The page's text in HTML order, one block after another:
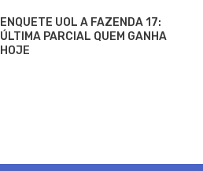
ENQUETE UOL A FAZENDA 17:
ÚLTIMA PARCIAL QUEM GANHA
HOJE